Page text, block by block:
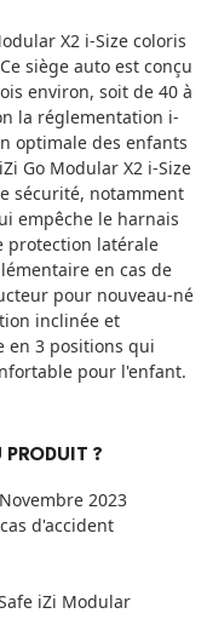
X2 i-Size coloris
siège auto est conçu
environ, soit de 40 à
la réglementation i-
optimale des enfants
Go Modular X2 i-Size
sécurité, notamment
empêche le harnais
protection latérale
en cas de
pour nouveau-né
inclinée et
en 3 positions qui
pour l'enfant.
PRODUIT ?
2023
d'accident
iZi Modular